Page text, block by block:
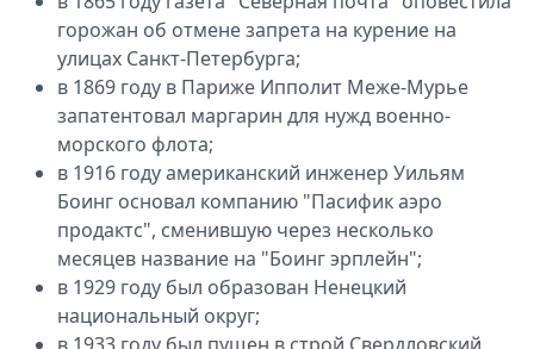
горожан об отмене запрета на курение на
улицах Санкт-Петербурга;
в 1869 году в Париже Ипполит Меже-Мурье
запатентовал маргарин для нужд военно-
морского флота;
в 1916 году американский инженер Уильям
Боинг основал компанию "Пасифик аэро
продактс", сменившую через несколько
месяцев название на "Боинг эрплейн";
в 1929 году был образован Ненецкий
национальный округ;